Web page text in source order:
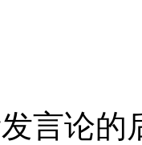
言论的